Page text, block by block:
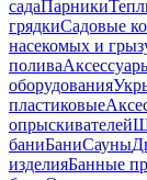
садаПарники
грядкиСадовые
насекомых и
полива
оборудования
пластиковые
опрыскивателей
баниБаниСауны
изделияБанные